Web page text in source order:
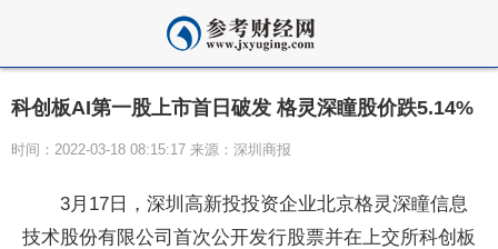
科创板AI第一股上市首日破发 格灵深瞳股价跌5.14%
时间：2022-03-18 08:15:17 来源：深圳商报
3月17日，深圳高新投投资企业北京格灵深瞳信息
技术股份有限公司首次公开发行股票并在上交所科创板